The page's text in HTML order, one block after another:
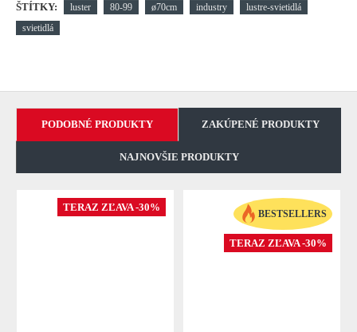
ŠTÍTKY: luster 80-99 ø70cm industry
lustre-svietidlá
svietidlá
PODOBNÉ PRODUKTY ZAKÚPENÉ PRODUKTY
NAJNOVŠIE PRODUKTY
TERAZ ZĽAVA -30%
BESTSELLERS
TERAZ ZĽAVA -30%